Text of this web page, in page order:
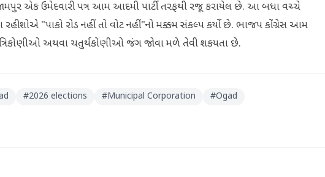
એક ઉમેદવારી પત્ર આમ આદમી પાર્ટી તરફથી રજૂ કરાયેલ છે. આ બધા વચ્ચે
"પાકો રોડ નહીં તો વોટ નહીં"નો મક્કમ સંકલ્પ કર્યો છે. ભાજપ કોંગ્રેસ આમ
ત્રિકોણીઓ અથવા ચતુર્થકોણીઓ જંગ જોવા મળે તેવી શકયતા છે.
#2026 elections #Municipal Corporation #Ogad